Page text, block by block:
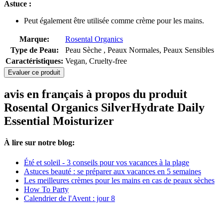
Astuce :
Peut également être utilisée comme crème pour les mains.
Marque:
Rosental Organics
Type de Peau:
Peau Sèche , Peaux Normales, Peaux Sensibles
Caractéristiques: Vegan, Cruelty-free
Evaluer ce produit
avis en français à propos du produit
Rosental Organics SilverHydrate Daily
Essential Moisturizer
À lire sur notre blog:
Été et soleil - 3 conseils pour vos vacances à la plage
Astuces beauté : se préparer aux vacances en 5 semaines
Les meilleures crèmes pour les mains en cas de peaux sèches
How To Party
Calendrier de l'Avent : jour 8